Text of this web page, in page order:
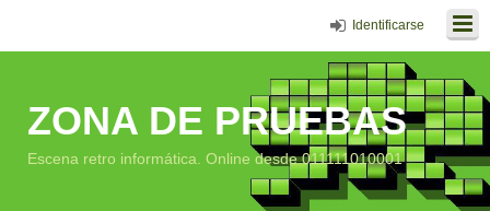
Identificarse
ZONA DE PRUEBAS
Escena retro informática. Online desde 011111010001